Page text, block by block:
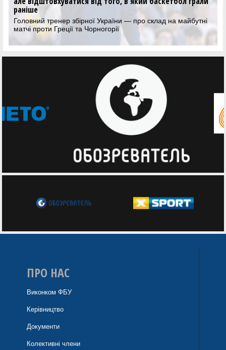
раніше
Головний тренер збірної України — про склад на майбутні
матчі проти Греції та Чорногорії
ПРО НАС
Виконком ФБУ
Керівництво
Документи
Колективні члени